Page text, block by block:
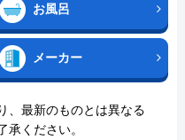
お風呂
メーカー
、最新のものとは異なる
承ください。